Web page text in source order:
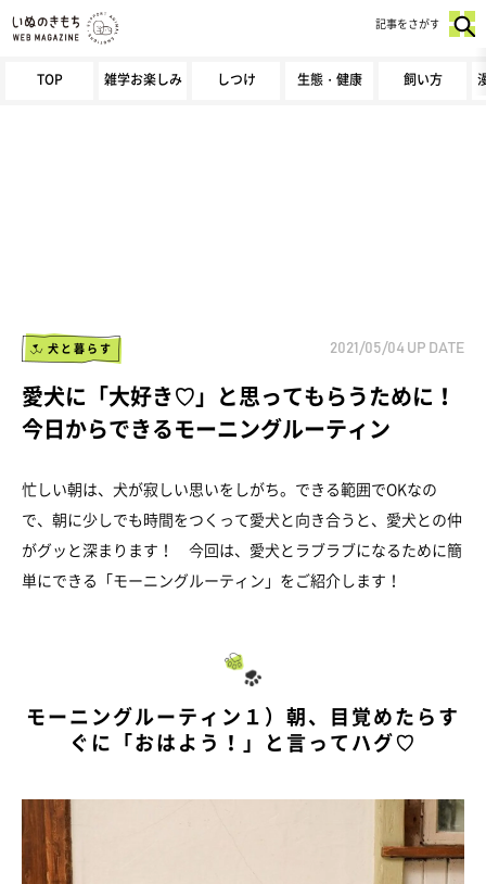
TOP 雑学お楽しみ しつけ 生態・健康 飼い方
記事をさがす
犬と暮らす 2021/05/04 UP DATE
愛犬に「大好き♡」と思ってもらうために！
今日からできるモーニングルーティン
忙しい朝は、犬が寂しい思いをしがち。できる範囲でOKなの
で、朝に少しでも時間をつくって愛犬と向き合うと、愛犬との仲
がグッと深まります！ 今回は、愛犬とラブラブになるために簡
単にできる「モーニングルーティン」をご紹介します！
モーニングルーティン１）朝、目覚めたらす
ぐに「おはよう！」と言ってハグ♡